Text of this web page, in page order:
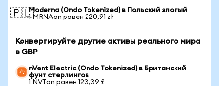
🇵🇱Moderna (Ondo Tokenized) в Польский злотый
1 MRNAon равен 220,91 zł
Конвертируйте другие активы реального мира
в GBP
nVent Electric (Ondo Tokenized) в Британский
фунт стерлингов
1 NVTon равен 123,39 £